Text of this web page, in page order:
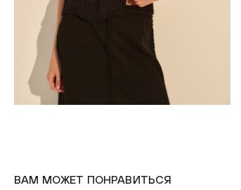
ВАМ МОЖЕТ ПОНРАВИТЬСЯ